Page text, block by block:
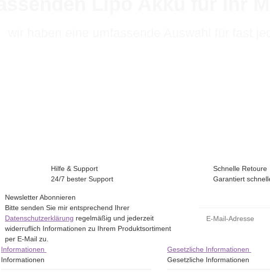
Hilfe & Support
24/7 bester Support
Schnelle Retoure
Garantiert
Newsletter Abonnieren
Bitte senden Sie mir entsprechend Ihrer
Datenschutzerklärung regelmäßig und jederzeit
widerruflich Informationen zu Ihrem Produktsortiment
per E-Mail zu.
Informationen
Informationen
Gesetzliche Informationen
Gesetzliche Informationen